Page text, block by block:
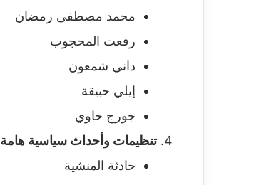
محمد مصطفى رمضان
رفعت المحجوب
داني شمعون
إيلي حبيقة
جورج حاوي
تنظيمات وأحداث سياسية هامة
حادثة المنشية